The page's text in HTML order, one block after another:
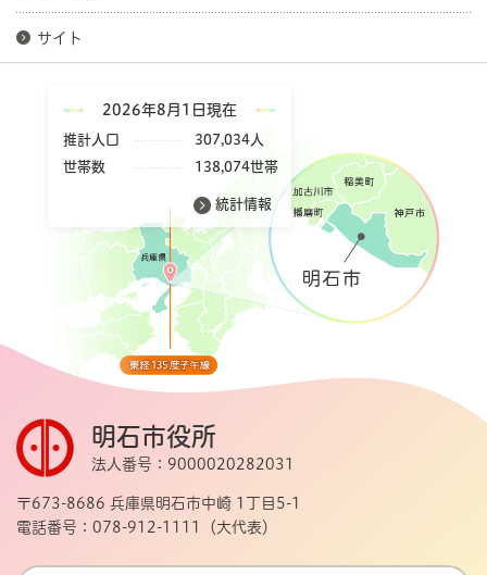
サイト
2026年8月1日現在
推計人口
307,034人
世帯数
138,074世帯
統計情報
明石市役所
法人番号：9000020282031
〒673-8686 兵庫県明石市中崎 1丁目5-1
電話番号：078-912-1111（大代表）